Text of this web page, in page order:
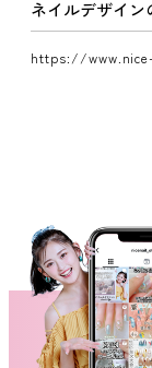
ネイル
消費者
採用情報
ネイル
ネイルデザイン
https://